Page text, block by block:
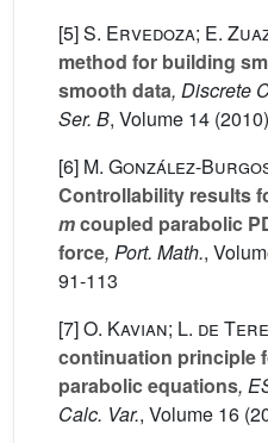
[5]S. Ervedoza; E.
method for building
smooth data, Discrete
Ser. B, Volume 14
[6] M. González-
Controllability results
mcoupled parabolic
force, Port. Math.,
91-113
[7]O. Kavian; L. de
continuation principle
parabolic equations,
Calc. Var., Volume 16